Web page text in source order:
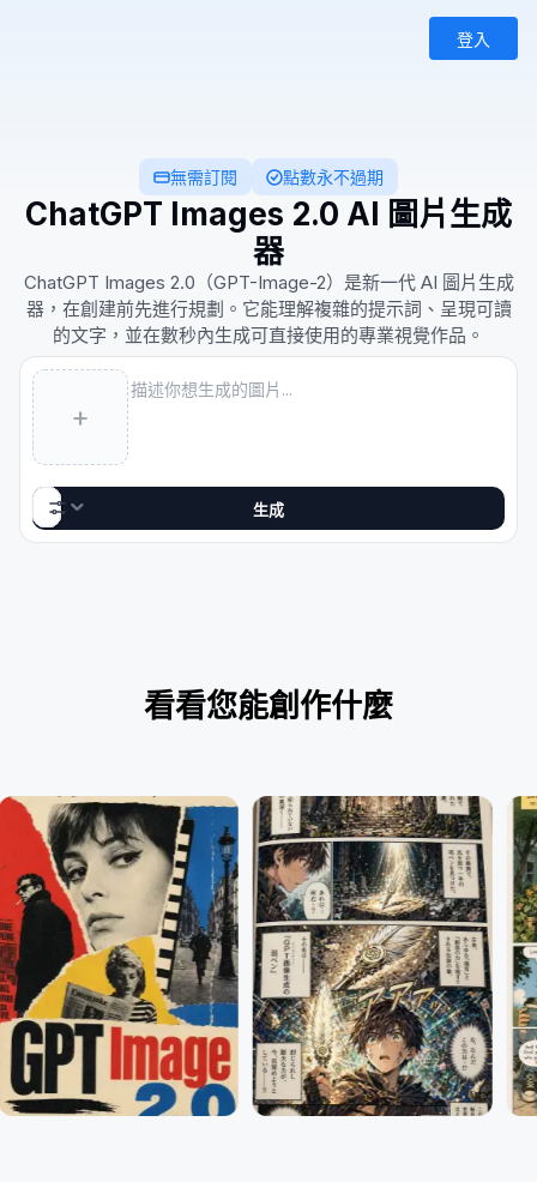
登入
無需訂閱 點數永不過期
ChatGPT Images 2.0 AI 圖片生成
器
ChatGPT Images 2.0（GPT-Image-2）是新一代 AI 圖片生成
器，在創建前先進行規劃。它能理解複雜的提示詞、呈現可讀
的文字，並在數秒內生成可直接使用的專業視覺作品。
+
Prompt
AI图片
GPT Image 2
16:9 · 1K 生成
看看您能創作什麼